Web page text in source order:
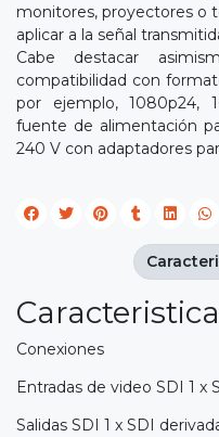
monitores, proyectores o
aplicar a la señal
Cabe destacar
compatibilidad con
por ejemplo, 1080p24,
fuente de alimentación
240 V con adaptadores
Conexiones
Entradas de video SDI 1 x
Salidas SDI 1 x SDI